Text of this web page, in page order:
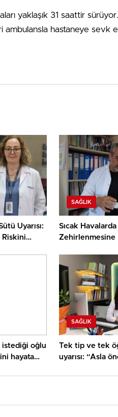
yaklaşık 31 saattir
ambulansla hastaneye sevk
Uyarısı:
SAĞLIK
Sıcak
Zehirlenmesine
istediği oğlu
hayata
SAĞLIK
Tek tip ve tek
uyarısı: “Asla